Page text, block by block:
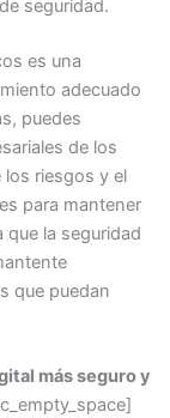
seguridad.
es una
adecuado
puedes
de los
riesgos y el
para mantener
la seguridad
que puedan
más seguro y